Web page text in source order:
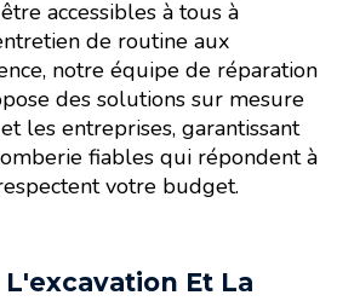
accessibles à tous à
de routine aux
notre équipe de réparation
des solutions sur mesure
les entreprises, garantissant
fiables qui répondent à
votre budget.
Et La